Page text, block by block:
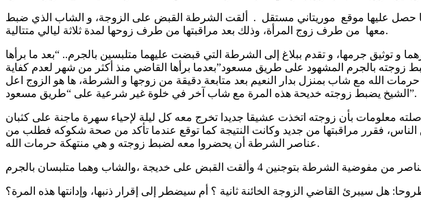
حصل عليها موقع موريتاني مستقل . ألقت الشرطة القبض على الزوجة، و الشاب الذي ضبط
معها من طرف زوج المرأة، وذلك بعد مراقبتها من طرف زوحها لمدة ثلاثة ليالي متتالية.
و توثيق جرمها، و تقدم ببلاغ إلى الشرطة التي قبضت عليهما متلبسين بالجرم.. “بعد ما برأها
زوجته بالجرم المشهود على طريق مسعود”بعدما برأها القاضي منذ أكثر من شهر لعدم كفاية
حرمات الله مع شاب بمنزل بدار النعيم بعد متابعة دقيقة من زوجها و الشرطة، ها هو الزوج اعل
الشيخ يضبط زوجته خديحة هذه المرة مع شاب آخر في خلوة غير شرعية على “طريق مسعود”.
معلومات بأن زوجته اتخذت عشيقا جديدا تخرج معه كل ليلة لإحياء سهرة ماجنة على كثبان
فقرر مراقبتها من جديد وكانت النتيجة كما توقع عندما تأكد من صحة شكوكه فطلب من
عناصر الشرطة أن يحضروا معه لضبط زوجته و هي منتهكة حرمات الله.